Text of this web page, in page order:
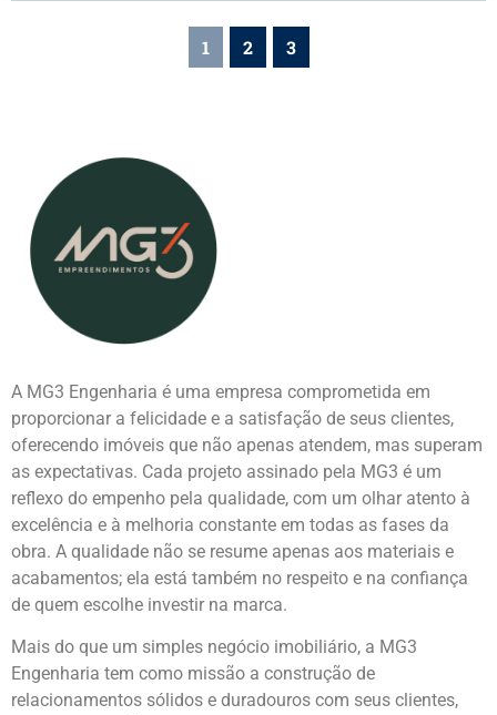
1 2 3
A MG3 Engenharia é uma empresa comprometida em
proporcionar a felicidade e a satisfação de seus clientes,
oferecendo imóveis que não apenas atendem, mas superam
as expectativas. Cada projeto assinado pela MG3 é um
reflexo do empenho pela qualidade, com um olhar atento à
excelência e à melhoria constante em todas as fases da
obra. A qualidade não se resume apenas aos materiais e
acabamentos; ela está também no respeito e na confiança
de quem escolhe investir na marca.
Mais do que um simples negócio imobiliário, a MG3
Engenharia tem como missão a construção de
relacionamentos sólidos e duradouros com seus clientes,